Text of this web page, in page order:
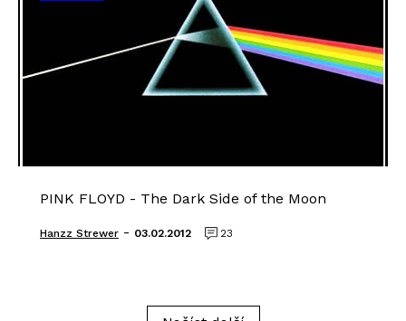
PINK FLOYD - The Dark Side of the Moon
Hanzz Strewer - 03.02.2012 23